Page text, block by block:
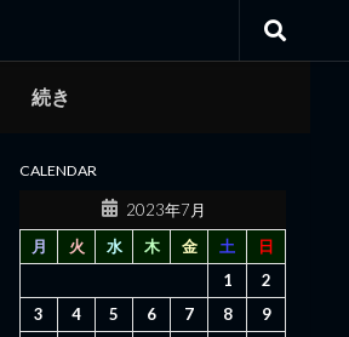
続き
CALENDAR
2023年7月
月
火 水 木 金 土
日
1
2
3
4 5 6 7 8
9